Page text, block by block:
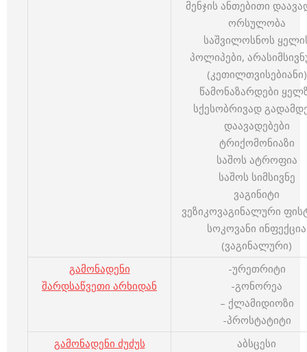
მენჯის ანთებითი
ორსულობა
საშვილოსნოს
პოლიპები,
(კეთილთვისებიანი)
წამონაზარდები
სქესობრივად
დაავადებები
ტრიქომონიაზი
საშოს ატროფია
საშოს სიმსივნე
ვაგინიტი
ვეზიკოვაგინალური
სოკოვანი ინფექცია
(ვაგინალური)
გამონადენი
შარდსაწვეთი არხიდან
-ურეთრიტი
-გონორეა
– ქლამიდიოზი
-პროსტატიტი
გამონადენი ძუძუს
აბსცესი